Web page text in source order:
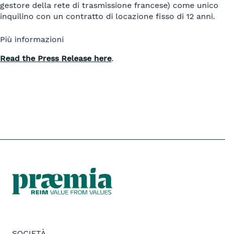
gestore della rete di trasmissione francese) come unico
inquilino con un contratto di locazione fisso di 12 anni.
Più informazioni
Read the Press Release here.